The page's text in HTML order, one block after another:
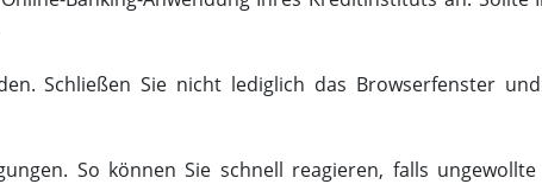
Schließen Sie nicht lediglich das Browserfenster
So können Sie schnell reagieren, falls